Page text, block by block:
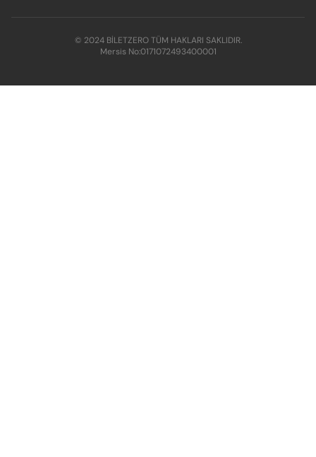
© 2024 BİLETZERO TÜM HAKLARI SAKLIDIR.
Mersis No:0171072493400001